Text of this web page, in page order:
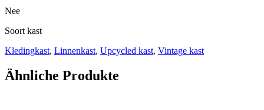
Nee
Soort kast
Kledingkast, Linnenkast, Upcycled kast, Vintage kast
Ähnliche Produkte